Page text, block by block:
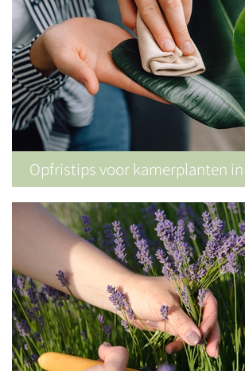
Opfristips voor kamerplanten